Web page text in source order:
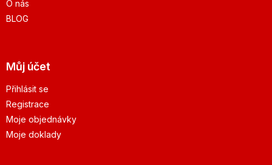
O nás
BLOG
Můj účet
Přihlásit se
Registrace
Moje objednávky
Moje doklady